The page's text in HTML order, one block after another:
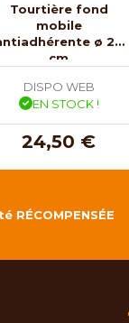
Tourtière fond
mobile
ø 28
cm
DISPO WEB
EN STOCK !
24,50 €
RÉCOMPENSÉE